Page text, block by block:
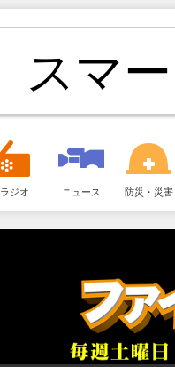
スマ
ラジオ ニュース 防災・災害